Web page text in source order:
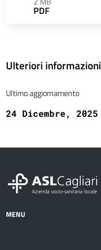
PDF
Ulteriori informazioni
Ultimo aggiornamento
24 Dicembre, 2025
MENU